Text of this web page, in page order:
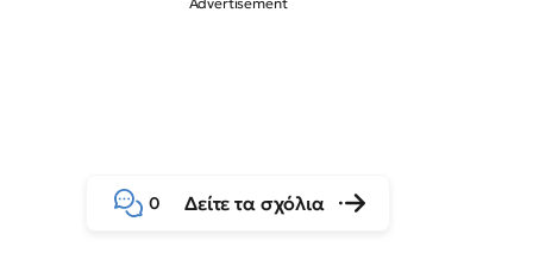
0 Δείτε τα σχόλια